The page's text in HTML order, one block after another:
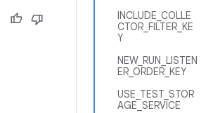
INCLUDE_COLLE
CTOR_FILTER_KE
Y
NEW_RUN_LISTEN
ER_ORDER_KEY
USE_TEST_STOR
AGE_SERVICE